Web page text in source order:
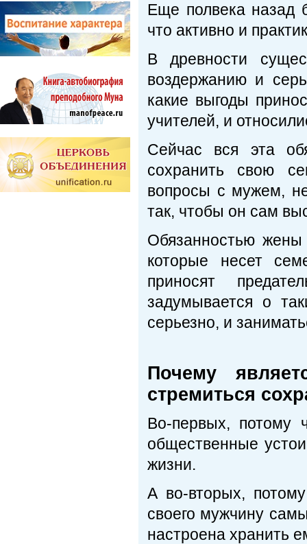
Еще полвека назад
что активно и
В древности
воздержанию и
какие выгоды
учителей, и
Сейчас вся эта
сохранить свою
вопросы с мужем,
так, чтобы он сам
Обязанностью
которые несет
приносят
задумывается о
серьезно, и
Почему
стремиться
Во-первых, потому
общественные
жизни.
А во-вторых,
своего мужчину
настроена хранить